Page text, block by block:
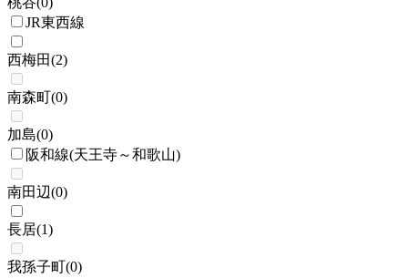
JR東西線
西梅田(2)
南森町(0)
加島(0)
阪和線(天王寺～和歌山)
南田辺(0)
長居(1)
我孫子町(0)